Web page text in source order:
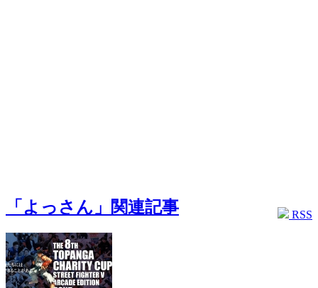
RSS
「よっさん」関連記事